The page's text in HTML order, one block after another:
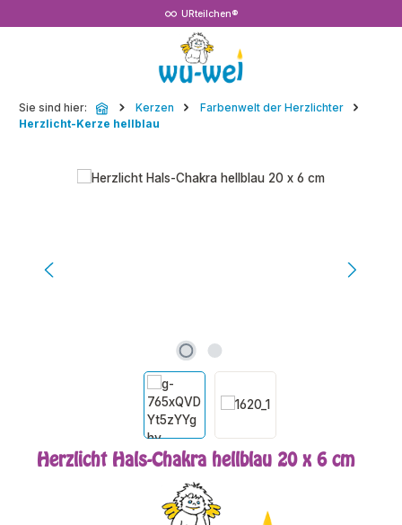
URteilchen®
Sie sind hier: Kerzen
Farbenwelt der Herzlichter
Herzlicht-Kerze hellblau
Bildergalerie überspringen
Herzlicht Hals-Chakra hellblau 20 x 6 cm